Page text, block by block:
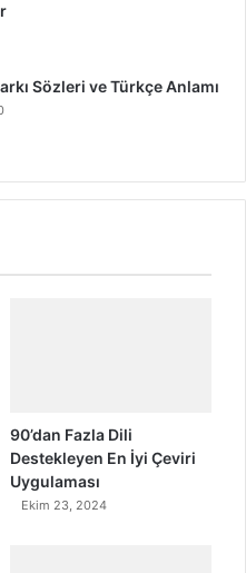
Sözleri ve Türkçe Anlamı
90’dan Fazla Dili
Destekleyen En İyi Çeviri
Uygulaması
Ekim 23, 2024